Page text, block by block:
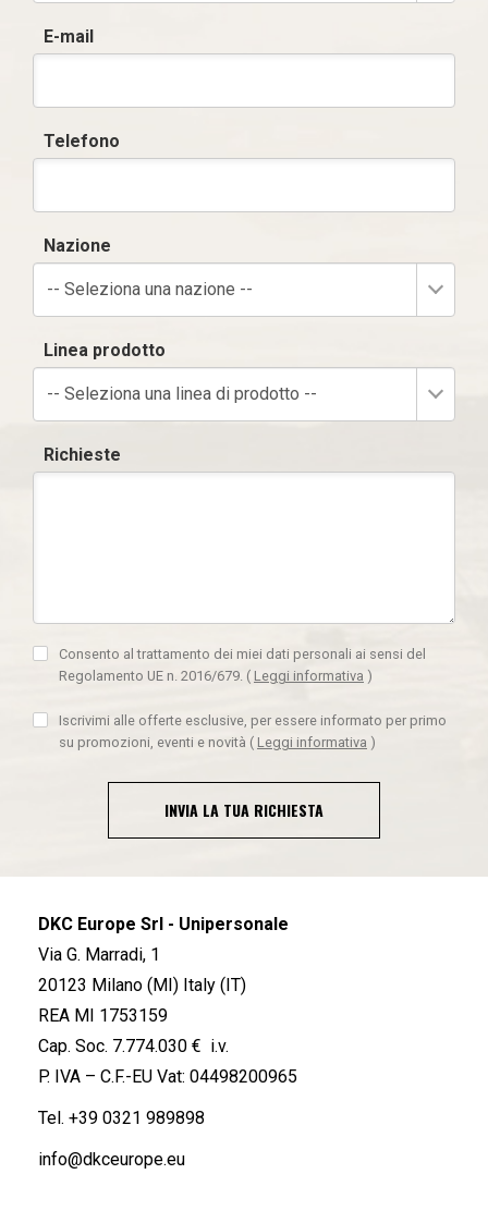
E-mail
Telefono
Nazione
-- Seleziona una nazione --
Linea prodotto
-- Seleziona una linea di prodotto --
Richieste
Consento al trattamento dei miei dati personali ai sensi del
Regolamento UE n. 2016/679. ( Leggi informativa )
Iscrivimi alle offerte esclusive, per essere informato per primo
su promozioni, eventi e novità ( Leggi informativa )
INVIA LA TUA RICHIESTA
DKC Europe Srl - Unipersonale
Via G. Marradi, 1
20123 Milano (MI) Italy (IT)
REA MI 1753159
Cap. Soc. 7.774.030 € i.v.
P. IVA – C.F.-EU Vat: 04498200965
Tel. +39 0321 989898
info@dkceurope.eu